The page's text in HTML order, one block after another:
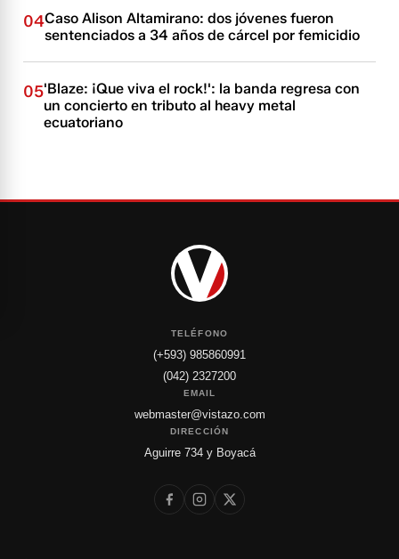
04Caso Alison Altamirano: dos jóvenes fueron
sentenciados a 34 años de cárcel por femicidio
05'Blaze: ¡Que viva el rock!': la banda regresa con
un concierto en tributo al heavy metal
ecuatoriano
TELÉFONO
(+593) 985860991
(042) 2327200
EMAIL
webmaster@vistazo.com
DIRECCIÓN
Aguirre 734 y Boyacá